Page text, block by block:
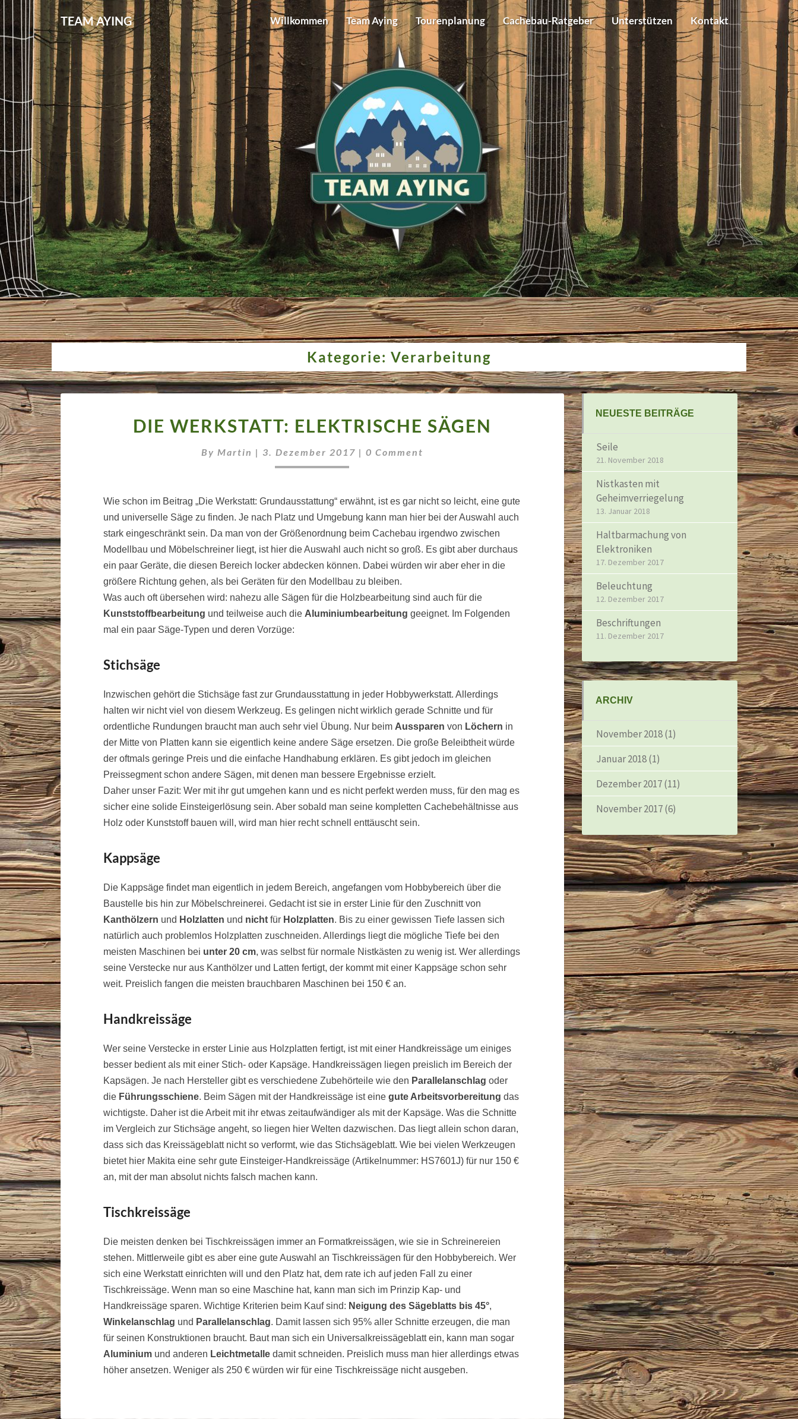
TEAM AYING Willkommen Team Aying Tourenplanung Cachebau-Ratgeber Unterstützen Kontakt
Kategorie: Verarbeitung
WERKSTATT:
SÄGEN
DIE WERKSTATT: ELEKTRISCHE SÄGEN
By Martin | 3. Dezember 2017 | Comments
0 Comment
Wie schon im Beitrag „Die Werkstatt: Grundausstattung“ erwähnt, ist es gar nicht so leicht, eine gute
und universelle Säge zu finden. Je nach Platz und Umgebung kann man hier bei der Auswahl auch
stark eingeschränkt sein. Da man von der Größenordnung beim Cachebau irgendwo zwischen
Modellbau und Möbelschreiner liegt, ist hier die Auswahl auch nicht so groß. Es gibt aber durchaus
ein paar Geräte, die diesen Bereich locker abdecken können. Dabei würden wir aber eher in die
größere Richtung gehen, als bei Geräten für den Modellbau zu bleiben.
Was auch oft übersehen wird: nahezu alle Sägen für die Holzbearbeitung sind auch für die
Kunststoffbearbeitung und teilweise auch die Aluminiumbearbeitung geeignet. Im Folgenden
mal ein paar Säge-Typen und deren Vorzüge:
Stichsäge
Inzwischen gehört die Stichsäge fast zur Grundausstattung in jeder Hobbywerkstatt. Allerdings
halten wir nicht viel von diesem Werkzeug. Es gelingen nicht wirklich gerade Schnitte und für
ordentliche Rundungen braucht man auch sehr viel Übung. Nur beim Aussparen von Löchern in
der Mitte von Platten kann sie eigentlich keine andere Säge ersetzen. Die große Beleibtheit würde
der oftmals geringe Preis und die einfache Handhabung erklären. Es gibt jedoch im gleichen
Preissegment schon andere Sägen, mit denen man bessere Ergebnisse erzielt.
Daher unser Fazit: Wer mit ihr gut umgehen kann und es nicht perfekt werden muss, für den mag es
sicher eine solide Einsteigerlösung sein. Aber sobald man seine kompletten Cachebehältnisse aus
Holz oder Kunststoff bauen will, wird man hier recht schnell enttäuscht sein.
Kappsäge
Die Kappsäge findet man eigentlich in jedem Bereich, angefangen vom Hobbybereich über die
Baustelle bis hin zur Möbelschreinerei. Gedacht ist sie in erster Linie für den Zuschnitt von
Kanthölzern und Holzlatten und nicht für Holzplatten. Bis zu einer gewissen Tiefe lassen sich
natürlich auch problemlos Holzplatten zuschneiden. Allerdings liegt die mögliche Tiefe bei den
meisten Maschinen bei unter 20 cm, was selbst für normale Nistkästen zu wenig ist. Wer allerdings
seine Verstecke nur aus Kanthölzer und Latten fertigt, der kommt mit einer Kappsäge schon sehr
weit. Preislich fangen die meisten brauchbaren Maschinen bei 150 € an.
Handkreissäge
Wer seine Verstecke in erster Linie aus Holzplatten fertigt, ist mit einer Handkreissäge um einiges
besser bedient als mit einer Stich- oder Kapsäge. Handkreissägen liegen preislich im Bereich der
Kapsägen. Je nach Hersteller gibt es verschiedene Zubehörteile wie den Parallelanschlag oder
die Führungsschiene. Beim Sägen mit der Handkreissäge ist eine gute Arbeitsvorbereitung das
wichtigste. Daher ist die Arbeit mit ihr etwas zeitaufwändiger als mit der Kapsäge. Was die Schnitte
im Vergleich zur Stichsäge angeht, so liegen hier Welten dazwischen. Das liegt allein schon daran,
dass sich das Kreissägeblatt nicht so verformt, wie das Stichsägeblatt. Wie bei vielen Werkzeugen
bietet hier Makita eine sehr gute Einsteiger-Handkreissäge (Artikelnummer: HS7601J) für nur 150 €
an, mit der man absolut nichts falsch machen kann.
Tischkreissäge
Die meisten denken bei Tischkreissägen immer an Formatkreissägen, wie sie in Schreinereien
stehen. Mittlerweile gibt es aber eine gute Auswahl an Tischkreissägen für den Hobbybereich. Wer
sich eine Werkstatt einrichten will und den Platz hat, dem rate ich auf jeden Fall zu einer
Tischkreissäge. Wenn man so eine Maschine hat, kann man sich im Prinzip Kap- und
Handkreissäge sparen. Wichtige Kriterien beim Kauf sind: Neigung des Sägeblatts bis 45°,
Winkelanschlag und Parallelanschlag. Damit lassen sich 95% aller Schnitte erzeugen, die man
für seinen Konstruktionen braucht. Baut man sich ein Universalkreissägeblatt ein, kann man sogar
Aluminium und anderen Leichtmetalle damit schneiden. Preislich muss man hier allerdings etwas
höher ansetzen. Weniger als 250 € würden wir für eine Tischkreissäge nicht ausgeben.
NEUESTE BEITRÄGE
Seile
21. November 2018
Nistkasten mit
Geheimverriegelung
13. Januar 2018
Haltbarmachung von
Elektroniken
17. Dezember 2017
Beleuchtung
12. Dezember 2017
Beschriftungen
11. Dezember 2017
ARCHIV
November 2018(1)
Januar 2018(1)
Dezember 2017(11)
November 2017(6)